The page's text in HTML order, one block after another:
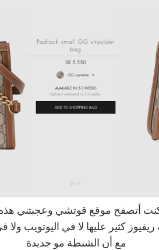
أتصفح موقع قوتشي وعجبتني
ريفيوز كثير عليها لا في اليوتويب ولا
مع أن الشنطة مو جديدة